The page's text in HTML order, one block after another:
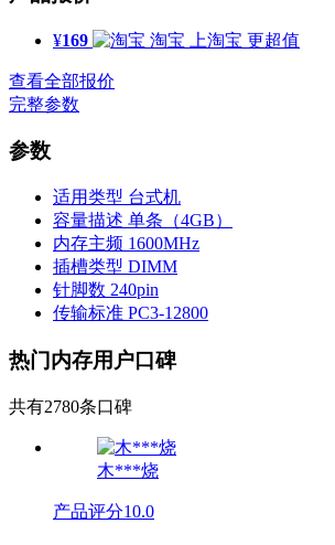
¥169 淘宝 上淘宝 更超值
查看全部报价
完整参数
参数
适用类型 台式机
容量描述 单条（4GB）
内存主频 1600MHz
插槽类型 DIMM
针脚数 240pin
传输标准 PC3-12800
热门内存用户口碑
共有2780条口碑
木***烧
产品评分10.0